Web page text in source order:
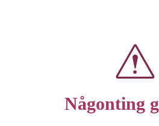
Någonting